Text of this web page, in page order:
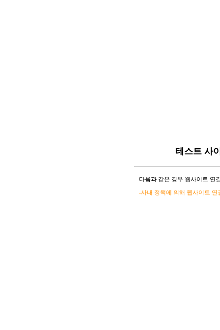
테스트 사
다음과 같은 경우 웹사이트 연
-사내 정책에 의해 웹사이트